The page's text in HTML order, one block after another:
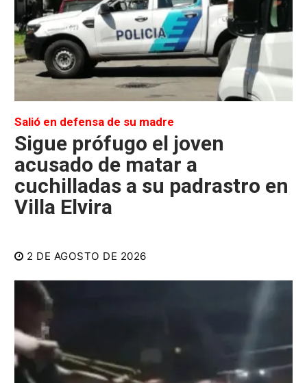
Salió en defensa de su madre
Sigue prófugo el joven
acusado de matar a
cuchilladas a su padrastro en
Villa Elvira
2 DE AGOSTO DE 2026